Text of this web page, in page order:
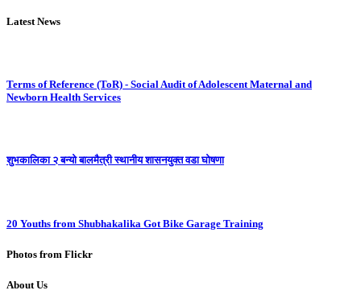
Latest News
Terms of Reference (ToR) - Social Audit of Adolescent Maternal and
Newborn Health Services
शुभकालिका २ बन्यो बालमैत्री स्थानीय शासनयुक्त वडा घोषणा
20 Youths from Shubhakalika Got Bike Garage Training
Photos from Flickr
About Us